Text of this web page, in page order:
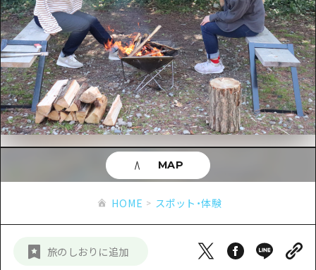
おすすめ
アート
イベント・祭り
グルメ・酒
サイクリング
ショッピング
スポーツ
ナイトライフ
モデルコース一覧
Dive! Hiroshima 公式ガイド
広島もしもトラベル
あたらしい非日常
広島市周辺
安芸
備北
芸北
スポット・体験
スポット・体験一覧
広島市周辺
安芸
備後
備北
芸北
山口県東部
イベント
旬情報
お役立ち情報
お役立ち情報一覧
アクセス
新着情報
HOME スポット・体験
旅のしおりに追加
MAP